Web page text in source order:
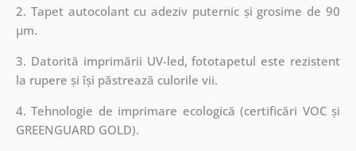
2. Tapet autocolant cu adeziv puternic și grosime de 90
µm.
3. Datorită imprimării UV-led, fototapetul este rezistent
la rupere și își păstrează culorile vii.
4. Tehnologie de imprimare ecologică (certificări VOC și
GREENGUARD GOLD).